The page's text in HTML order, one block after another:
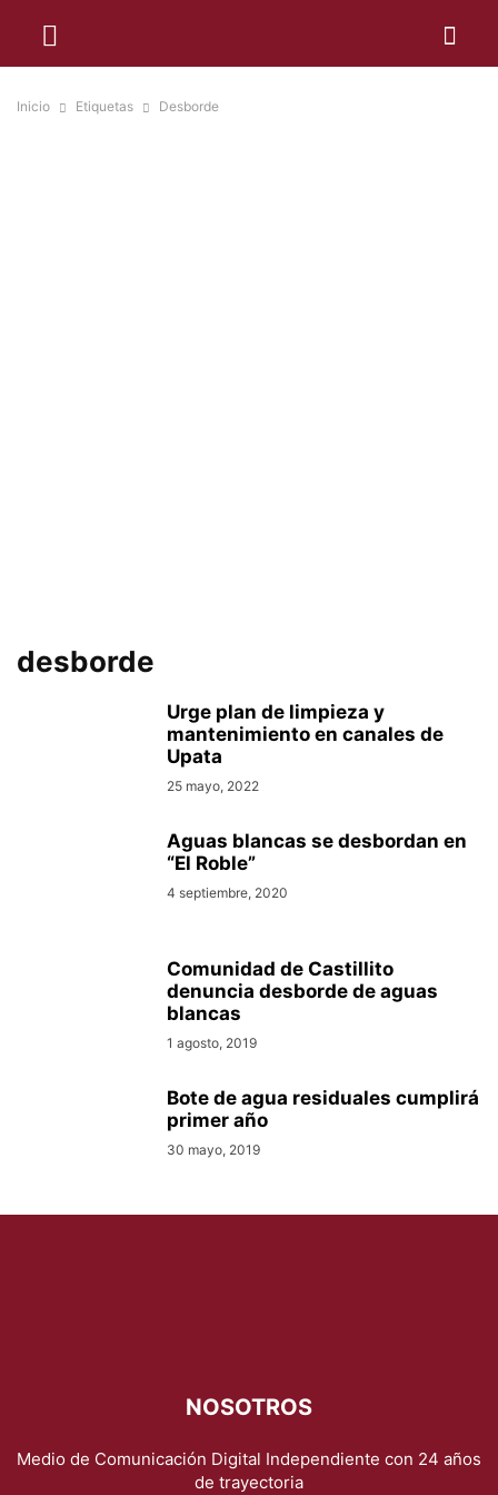
Inicio Etiquetas Desborde
desborde
Urge plan de limpieza y
mantenimiento en canales de
Upata
25 mayo, 2022
Aguas blancas se desbordan en
“El Roble”
4 septiembre, 2020
Comunidad de Castillito
denuncia desborde de aguas
blancas
1 agosto, 2019
Bote de agua residuales cumplirá
primer año
30 mayo, 2019
NOSOTROS
Medio de Comunicación Digital Independiente con 24 años
de trayectoria